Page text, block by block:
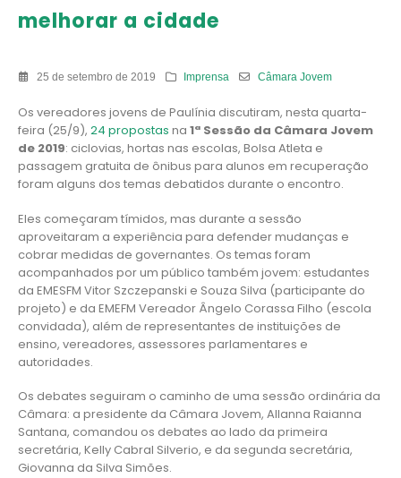
melhorar a cidade
25 de setembro de 2019 Imprensa Câmara Jovem
Os vereadores jovens de Paulínia discutiram, nesta quarta-
feira (25/9), 24 propostas na 1ª Sessão da Câmara Jovem
de 2019: ciclovias, hortas nas escolas, Bolsa Atleta e
passagem gratuita de ônibus para alunos em recuperação
foram alguns dos temas debatidos durante o encontro.
Eles começaram tímidos, mas durante a sessão
aproveitaram a experiência para defender mudanças e
cobrar medidas de governantes. Os temas foram
acompanhados por um público também jovem: estudantes
da EMESFM Vitor Szczepanski e Souza Silva (participante do
projeto) e da EMEFM Vereador Ângelo Corassa Filho (escola
convidada), além de representantes de instituições de
ensino, vereadores, assessores parlamentares e
autoridades.
Os debates seguiram o caminho de uma sessão ordinária da
Câmara: a presidente da Câmara Jovem, Allanna Raianna
Santana, comandou os debates ao lado da primeira
secretária, Kelly Cabral Silverio, e da segunda secretária,
Giovanna da Silva Simões.